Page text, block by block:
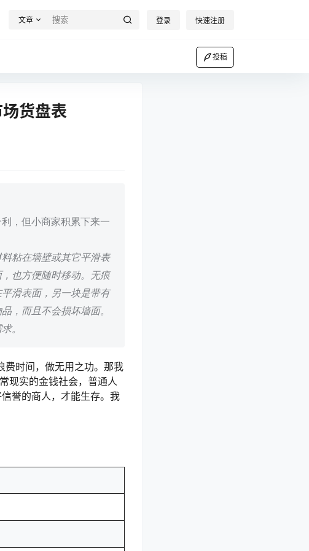
文章 登录 快速注册
投稿
货盘表
，但小商家积累下来一
粘在墙壁或其它平滑表
也方便随时移动。无痕
滑表面，另一块是带有
，而且不会损坏墙面。
。
费时间，做无用之功。那我
现实的金钱社会，普通人
誉的商人，才能生存。我